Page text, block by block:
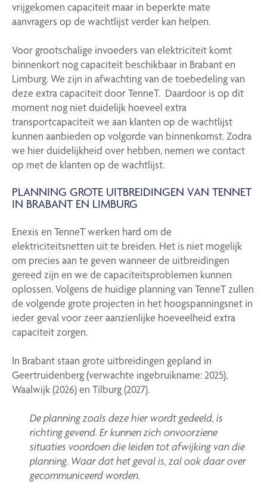
vrijgekomen capaciteit maar in beperkte mate
aanvragers op de wachtlijst verder kan helpen.
Voor grootschalige invoeders van elektriciteit komt
binnenkort nog capaciteit beschikbaar in Brabant en
Limburg. We zijn in afwachting van de toebedeling van
deze extra capaciteit door TenneT. Daardoor is op dit
moment nog niet duidelijk hoeveel extra
transportcapaciteit we aan klanten op de wachtlijst
kunnen aanbieden op volgorde van binnenkomst. Zodra
we hier duidelijkheid over hebben, nemen we contact
op met de klanten op de wachtlijst.
PLANNING GROTE UITBREIDINGEN VAN TENNET
IN BRABANT EN LIMBURG
Enexis en TenneT werken hard om de
elektriciteitsnetten uit te breiden. Het is niet mogelijk
om precies aan te geven wanneer de uitbreidingen
gereed zijn en we de capaciteitsproblemen kunnen
oplossen. Volgens de huidige planning van TenneT zullen
de volgende grote projecten in het hoogspanningsnet in
ieder geval voor zeer aanzienlijke hoeveelheid extra
capaciteit zorgen.
In Brabant staan grote uitbreidingen gepland in
Geertruidenberg (verwachte ingebruikname: 2025),
Waalwijk (2026) en Tilburg (2027).
De planning zoals deze hier wordt gedeeld, is
richting gevend. Er kunnen zich onvoorziene
situaties voordoen die leiden tot afwijking van die
planning. Waar dat het geval is, zal ook daar over
gecommuniceerd worden.